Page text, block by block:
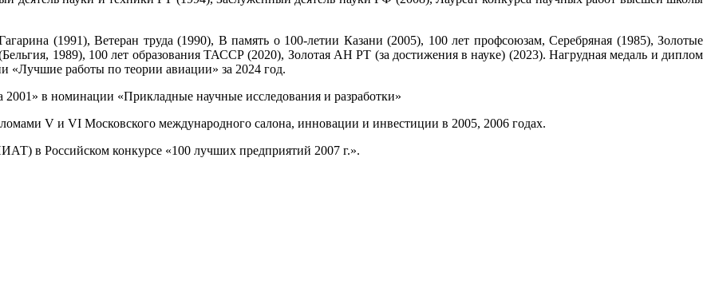
(1991), Ветеран труда (1990), В память о 100-летии Казани (2005), 100 лет профсоюзам, Серебряная (1985), Золотые
1989), 100 лет образования ТАССР (2020), Золотая АН РТ (за достижения в науке) (2023). Нагрудная медаль и диплом
«Лучшие работы по теории авиации» за 2024 год.
2001» в номинации «Прикладные научные исследования и разработки»
V и VI Московского международного салона, инновации и инвестиции в 2005, 2006 годах.
в Российском конкурсе «100 лучших предприятий 2007 г.».